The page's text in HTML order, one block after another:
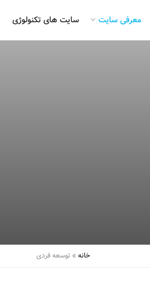
معرفی سایت سایت های تکنولوژی
خانه » توسعه فردی